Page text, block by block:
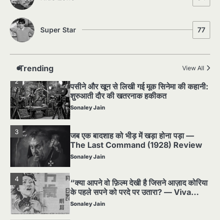
Super Star 77
Trending View All
2
पसीने और खून से लिखी गई मूक सिनेमा की कहानी:
3
जब एक बादशाह को भीड़ में खड़ा होना पड़ा —
The Last Command (1928) Review
Sonaley Jain
4
“क्या आपने वो फ़िल्म देखी है जिसने आज़ाद कोरिया
के पहले सपने को परदे पर उतारा? — Viva
Freedom! (1946) रिव्यू”
Sonaley Jain
5
5 Horror Films जो आपको रात को अकेले नहीं
देखनी चाहिए — पर देखेंगे ज़रूर
Sonaley Jain